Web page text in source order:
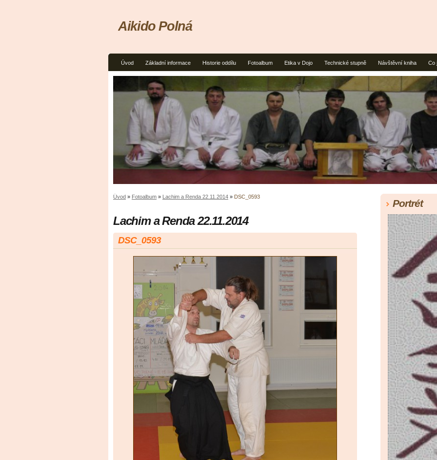
Úvod Základní informace Historie oddílu Fotoalbum Etika v Dojo Technické stupně Návštěvní kniha Co
Aikido Polná
Úvod » Fotoalbum » Lachim a Renda 22.11.2014 » DSC_0593
Lachim a Renda 22.11.2014
DSC_0593
Portrét